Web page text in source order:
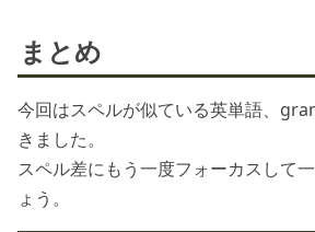
まとめ
今回はスペルが似ている英単語、
きました。
スペル差にもう一度フォーカスして
ょう。